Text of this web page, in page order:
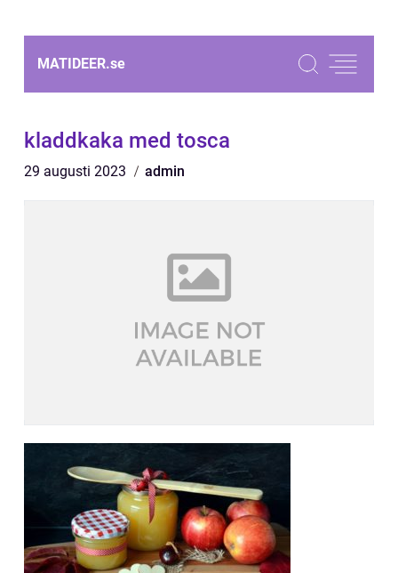
MATIDEER.se
kladdkaka med tosca
29 augusti 2023 admin